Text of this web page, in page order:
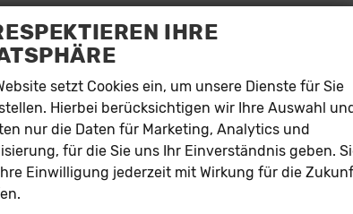
Service bleibt unberührt.
auf Anfrage.
zulässig).
Monate).
.
IHRE
setzt Cookies ein, um unsere Dienste für Sie
Hierbei berücksichtigen wir Ihre Auswahl
nur die Daten für Marketing, Analytics und
für die Sie uns Ihr Einverständnis geben.
Einwilligung jederzeit mit Wirkung für die